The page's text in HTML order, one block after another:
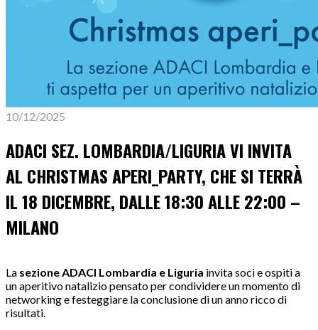
10/12/2025
ADACI SEZ. LOMBARDIA/LIGURIA VI INVITA
AL CHRISTMAS APERI_PARTY, CHE SI TERRÀ
IL 18 DICEMBRE, DALLE 18:30 ALLE 22:00 –
MILANO
La sezione ADACI Lombardia e Liguria invita soci e ospiti a
un aperitivo natalizio pensato per condividere un momento di
networking e festeggiare la conclusione di un anno ricco di
risultati.